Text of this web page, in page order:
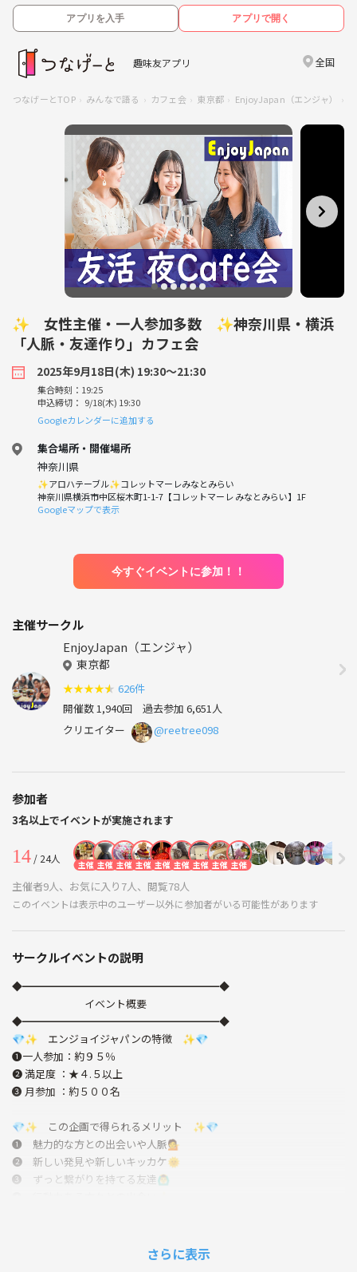
アプリを入手 アプリで開く
趣味友アプリ 全国
つなげーとTOP みんなで語る カフェ会 東京都 EnjoyJapan（エンジャ）
✨ 女性主催・一人参加多数 ✨神奈川県・横浜
「人脈・友達作り」カフェ会
2025年9月18日(木) 19:30〜21:30
集合時刻：19:25
申込締切： 9/18(木) 19:30
Googleカレンダーに追加する
集合場所・開催場所
神奈川県
✨アロハテーブル✨コレットマーレみなとみらい
神奈川県横浜市中区桜木町1-1-7【コレットマーレ みなとみらい】1F
Googleマップで表示
今すぐイベントに参加！！
主催サークル
EnjoyJapan（エンジャ）
東京都
★★★★★ 626件
開催数 1,940回 過去参加 6,651人
クリエイター
@reetree098
参加者
3名以上でイベントが実施されます
14/ 24人 主催 主催 主催 主催 主催 主催 主催 主催 主催
主催者9人、お気に入り7人、閲覧78人
このイベントは表示中のユーザー以外に参加者がいる可能性があります
サークルイベントの説明
◆━━━━━━━━━━━━━━━━━━━◆
イベント概要
◆━━━━━━━━━━━━━━━━━━━◆
💎✨ エンジョイジャパンの特徴 ✨💎
❶一人参加：約９５％
❷ 満足度 ：★４.５以上
❸ 月参加 ：約５００名
💎✨ この企画で得られるメリット ✨💎
❶ 魅力的な方との出会いや人脈💁
❷ 新しい発見や新しいキッカケ🌞
❸ ずっと繋がりを持てる友達🙆‍♂️
さらに表示